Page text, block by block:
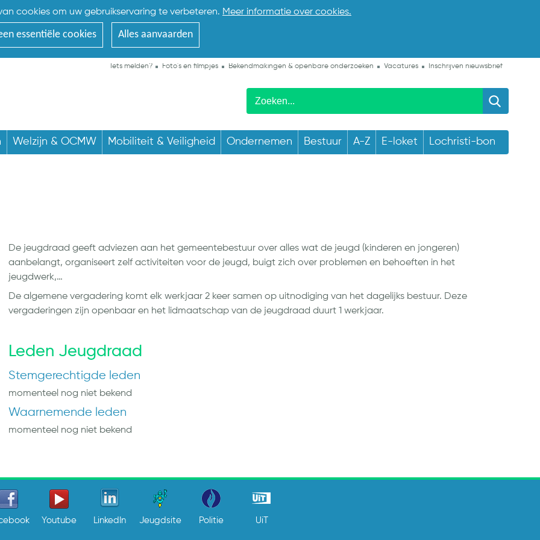
cookies om uw gebruikservaring te verbeteren. Meer informatie over cookies.
essentiële cookies Alles aanvaarden
Iets melden? Foto's en filmpjes Bekendmakingen & openbare onderzoeken Vacatures Inschrijven nieuwsbrief
Welzijn & OCMW Mobiliteit & Veiligheid Ondernemen Bestuur A-Z E-loket Lochristi-bon
De jeugdraad geeft adviezen aan het gemeentebestuur over alles wat de jeugd (kinderen en jongeren)
aanbelangt, organiseert zelf activiteiten voor de jeugd, buigt zich over problemen en behoeften in het
jeugdwerk,…
De algemene vergadering komt elk werkjaar 2 keer samen op uitnodiging van het dagelijks bestuur. Deze
vergaderingen zijn openbaar en het lidmaatschap van de jeugdraad duurt 1 werkjaar.
Leden Jeugdraad
Stemgerechtigde leden
momenteel nog niet bekend
Waarnemende leden
momenteel nog niet bekend
Youtube LinkedIn Jeugdsite Politie UiT